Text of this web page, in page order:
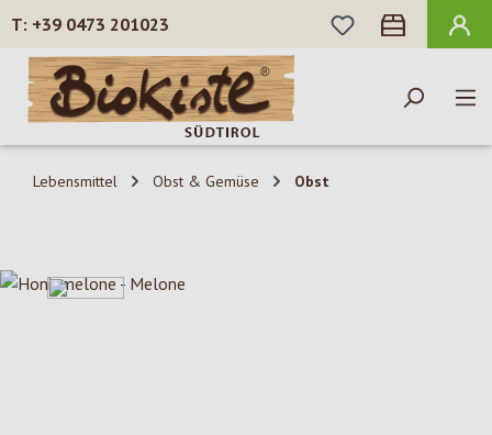
Zum Hauptinhalt springen
+39 0473 201023
DU HAST 0
Lebensmittel Obst & Gemüse Obst
Bildergalerie überspringen